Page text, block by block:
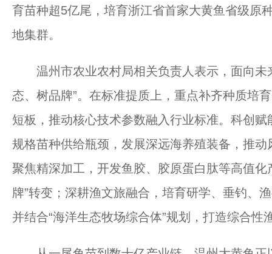
育苗种超5亿尾，培育浙江省首家大黄鱼省级原
地集群。
温州市农业农村局相关负责人表示，面向未
态、树品牌”。在标准提质上，重点补齐种质培
短板，推动核心技术参数融入行业标准。科创
规格苗种供给瓶颈，发展深远海养殖装备，推
聚焦精深加工，开发鱼胶、胶原蛋白肽等高值化
牌”转变；深耕渔文旅融合，培育研学、垂钓、
并结合“海洋生态牧场综合体”规划，打造综合性